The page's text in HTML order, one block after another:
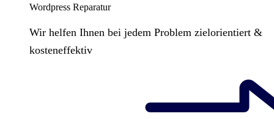
Wordpress Reparatur
Wir helfen Ihnen bei jedem Problem zielorientiert &
kosteneffektiv